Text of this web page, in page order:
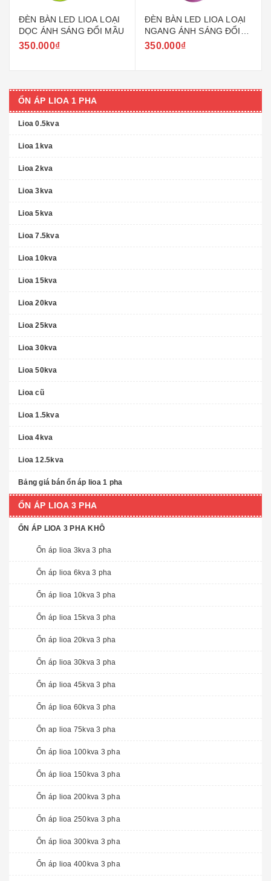
ĐÈN BÀN LED LIOA LOẠI
DỌC ÁNH SÁNG ĐỔI MẦU
350.000₫
ĐÈN BÀN LED LIOA LOẠI
NGANG ÁNH SÁNG ĐỔI
MẦU
350.000₫
ỔN ÁP LIOA 1 PHA
Lioa 0.5kva
Lioa 1kva
Lioa 2kva
Lioa 3kva
Lioa 5kva
Lioa 7.5kva
Lioa 10kva
Lioa 15kva
Lioa 20kva
Lioa 25kva
Lioa 30kva
Lioa 50kva
Lioa cũ
Lioa 1.5kva
Lioa 4kva
Lioa 12.5kva
Bảng giá bán ổn áp lioa 1 pha
ỔN ÁP LIOA 3 PHA
ỔN ÁP LIOA 3 PHA KHÔ
Ổn áp lioa 3kva 3 pha
Ổn áp lioa 6kva 3 pha
Ổn áp lioa 10kva 3 pha
Ổn áp lioa 15kva 3 pha
Ổn áp lioa 20kva 3 pha
Ổn áp lioa 30kva 3 pha
Ổn áp lioa 45kva 3 pha
Ổn áp lioa 60kva 3 pha
Ổn ap lioa 75kva 3 pha
Ổn áp lioa 100kva 3 pha
Ổn áp lioa 150kva 3 pha
Ổn áp lioa 200kva 3 pha
Ổn áp lioa 250kva 3 pha
Ổn áp lioa 300kva 3 pha
Ổn áp lioa 400kva 3 pha